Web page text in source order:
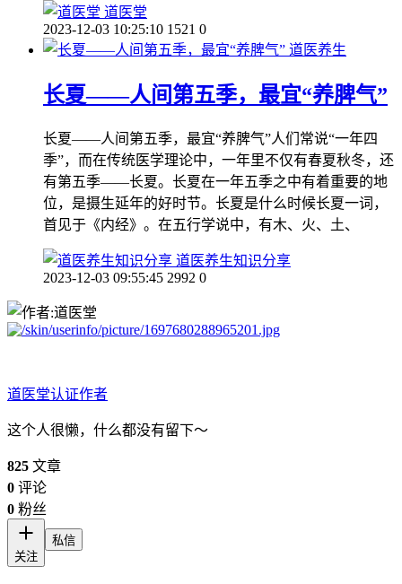
道医堂
2023-12-03 10:25:10 1521 0
道医养生
长夏——人间第五季，最宜“养脾气”
长夏——人间第五季，最宜“养脾气”人们常说“一年四
季”，而在传统医学理论中，一年里不仅有春夏秋冬，还
有第五季——长夏。长夏在一年五季之中有着重要的地
位，是摄生延年的好时节。长夏是什么时候长夏一词，
首见于《内经》。在五行学说中，有木、火、土、
道医养生知识分享
2023-12-03 09:55:45 2992 0
道医堂认证作者
这个人很懒，什么都没有留下～
825 文章
0 评论
0 粉丝
关注
私信